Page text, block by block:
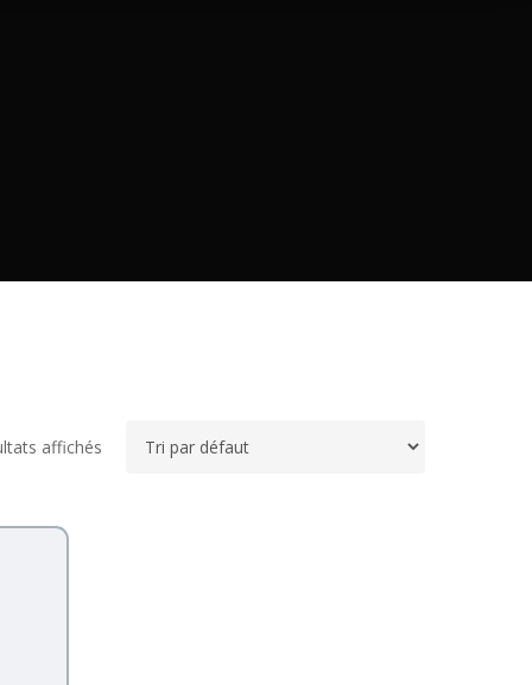
affichés